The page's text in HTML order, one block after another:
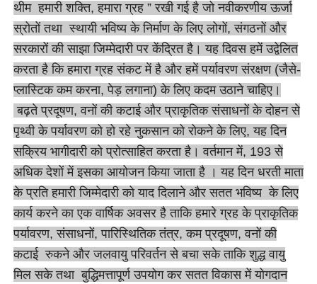
थीम हमारी शक्ति, हमारा ग्रह ” रखी गई है जो नवीकरणीय ऊर्जा
स्रोतों तथा स्थायी भविष्य के निर्माण के लिए लोगों, संगठनों और
सरकारों की साझा जिम्मेदारी पर केंद्रित है। यह दिवस हमें उद्वेलित
करता है कि हमारा ग्रह संकट में है और हमें पर्यावरण संरक्षण (जैसे-
प्लास्टिक कम करना, पेड़ लगाना) के लिए कदम उठाने चाहिए।
बढ़ते प्रदूषण, वनों की कटाई और प्राकृतिक संसाधनों के दोहन से
पृथ्वी के पर्यावरण को हो रहे नुकसान को रोकने के लिए, यह दिन
सक्रिय भागीदारी को प्रोत्साहित करता है। वर्तमान में, 193 से
अधिक देशों में इसका आयोजन किया जाता है । यह दिन धरती माता
के प्रति हमारी जिम्मेदारी को याद दिलाने और सतत भविष्य के लिए
कार्य करने का एक वार्षिक अवसर है ताकि हमारे ग्रह के प्राकृतिक
पर्यावरण, संसाधनों, पारिस्थितिक तंत्र, कम प्रदूषण, वनों की
कटाई रुकने और जलवायु परिवर्तन से बचा सके ताकि शुद्ध वायु
मिल सके तथा बुद्धिमत्तापूर्ण उपयोग कर सतत विकास में योगदान